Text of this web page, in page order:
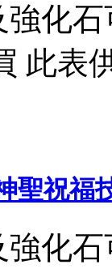
強化
此表
聖祝福
強化